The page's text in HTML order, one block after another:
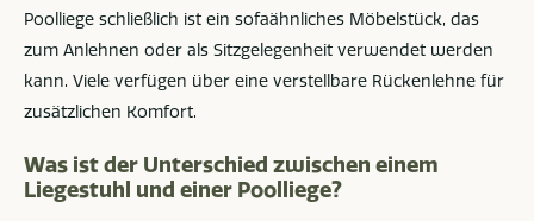
Poolliege schließlich ist ein sofaähnliches Möbelstück, das
zum Anlehnen oder als Sitzgelegenheit verwendet werden
kann. Viele verfügen über eine verstellbare Rückenlehne für
zusätzlichen Komfort.
Was ist der Unterschied zwischen einem
Liegestuhl und einer Poolliege?